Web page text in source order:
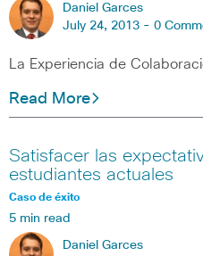
Daniel Garces
July 24, 2013 - 0
La Experiencia de
Read More
Satisfacer las
estudiantes actuales
Caso de éxito
5 min read
Daniel Garces